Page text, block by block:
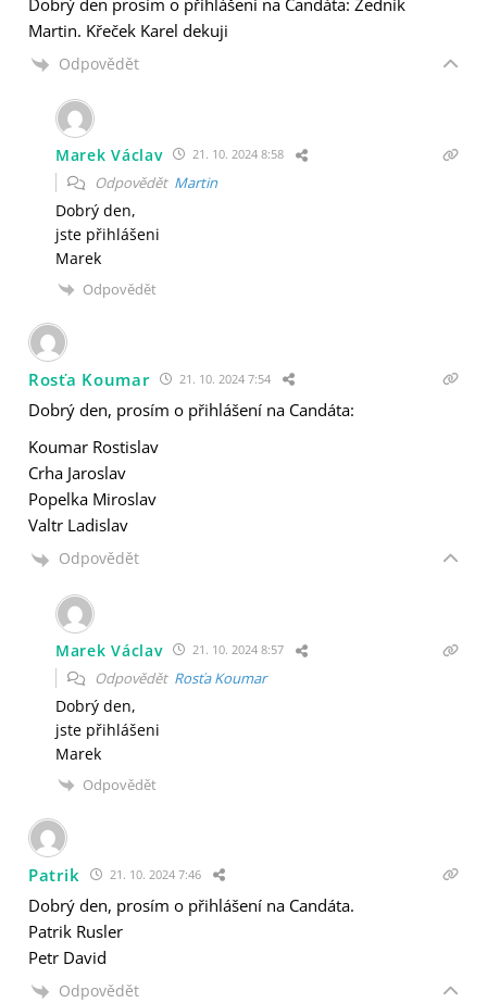
Martin. Křeček Karel dekuji
Odpovědět
Marek Václav 21. 10. 2024 8:58
Odpovědět Martin
Dobrý den,
jste přihlášeni
Marek
Odpovědět
Rosťa Koumar 21. 10. 2024 7:54
Dobrý den, prosím o přihlášení na Candáta:
Koumar Rostislav
Crha Jaroslav
Popelka Miroslav
Valtr Ladislav
Odpovědět
Marek Václav 21. 10. 2024 8:57
Odpovědět Rosťa Koumar
Dobrý den,
jste přihlášeni
Marek
Odpovědět
Patrik 21. 10. 2024 7:46
Dobrý den, prosím o přihlášení na Candáta.
Patrik Rusler
Petr David
Odpovědět